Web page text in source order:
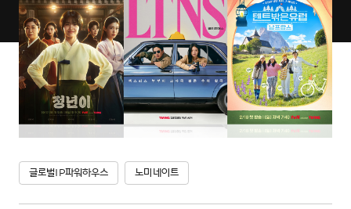
글로벌IP파워하우스 노미네이트